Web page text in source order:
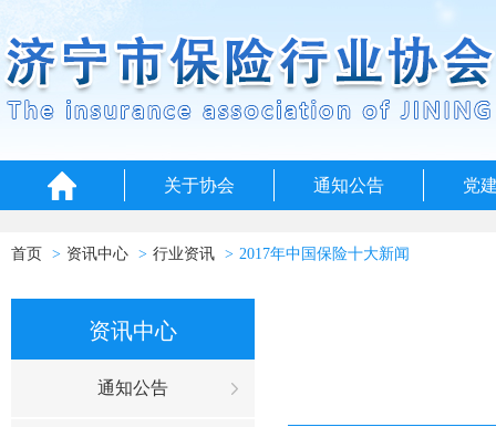
关于协会 通知公告 党
首页 资讯中心 行业资讯 2017年中国保险十大新闻
资讯中心
通知公告